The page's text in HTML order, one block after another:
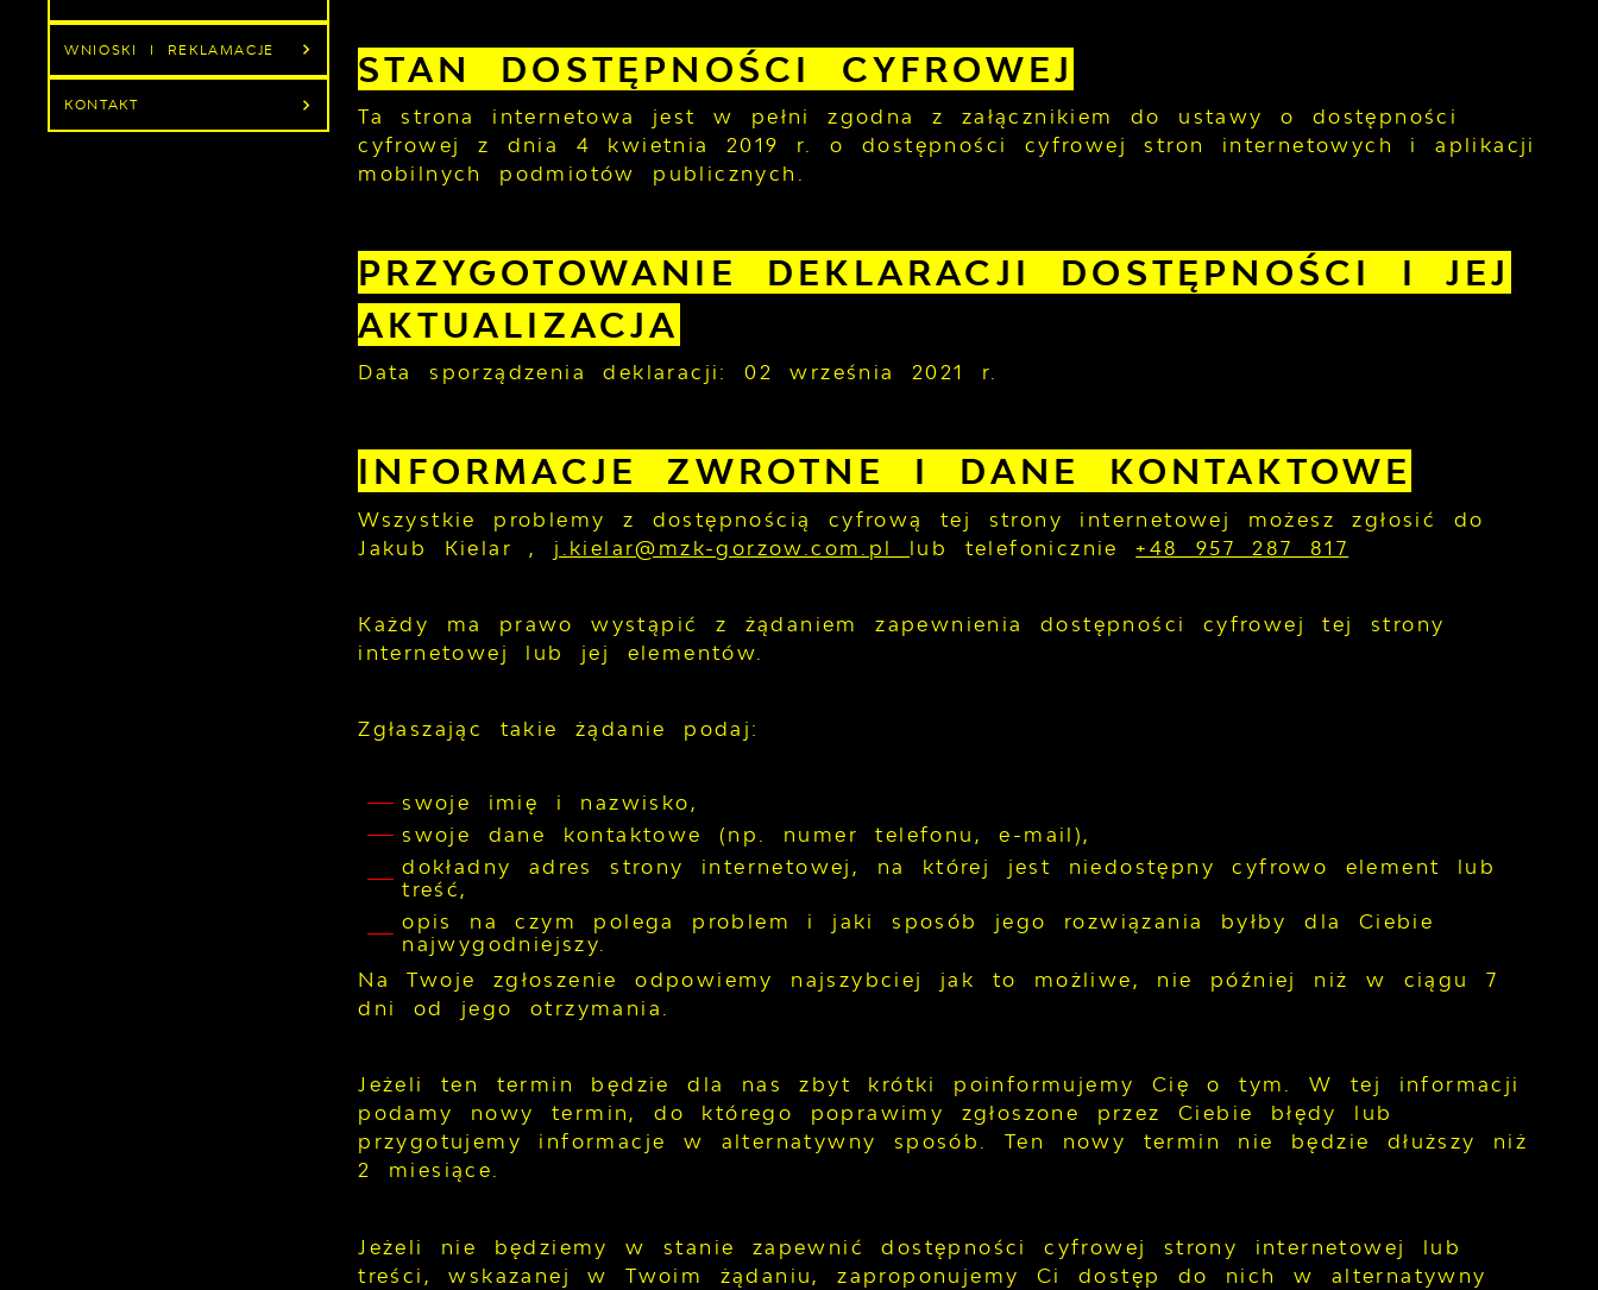
WNIOSKI I REKLAMACJE
KONTAKT
STAN DOSTĘPNOŚCI CYFROWEJ
Ta strona internetowa jest w pełni zgodna z załącznikiem do ustawy o dostępności
cyfrowej z dnia 4 kwietnia 2019 r. o dostępności cyfrowej stron internetowych i aplikacji
mobilnych podmiotów publicznych.
PRZYGOTOWANIE DEKLARACJI DOSTĘPNOŚCI I JEJ
AKTUALIZACJA
Data sporządzenia deklaracji:02 września 2021 r.
INFORMACJE ZWROTNE I DANE KONTAKTOWE
Wszystkie problemy z dostępnością cyfrową tej strony internetowej możesz zgłosić do
Jakub Kielar , j.kielar@mzk-gorzow.com.pl lub telefonicznie+48 957 287 817
Każdy ma prawo wystąpić z żądaniem zapewnienia dostępności cyfrowej tej strony
internetowej lub jej elementów.
Zgłaszając takie żądanie podaj:
swoje imię i nazwisko,
swoje dane kontaktowe (np. numer telefonu, e-mail),
dokładny adres strony internetowej, na której jest niedostępny cyfrowo element lub
treść,
opis na czym polega problem i jaki sposób jego rozwiązania byłby dla Ciebie
najwygodniejszy.
Na Twoje zgłoszenie odpowiemy najszybciej jak to możliwe, nie później niż w ciągu 7
dni od jego otrzymania.
Jeżeli ten termin będzie dla nas zbyt krótki poinformujemy Cię o tym. W tej informacji
podamy nowy termin, do którego poprawimy zgłoszone przez Ciebie błędy lub
przygotujemy informacje w alternatywny sposób. Ten nowy termin nie będzie dłuższy niż
2 miesiące.
Jeżeli nie będziemy w stanie zapewnić dostępności cyfrowej strony internetowej lub
treści, wskazanej w Twoim żądaniu, zaproponujemy Ci dostęp do nich w alternatywny